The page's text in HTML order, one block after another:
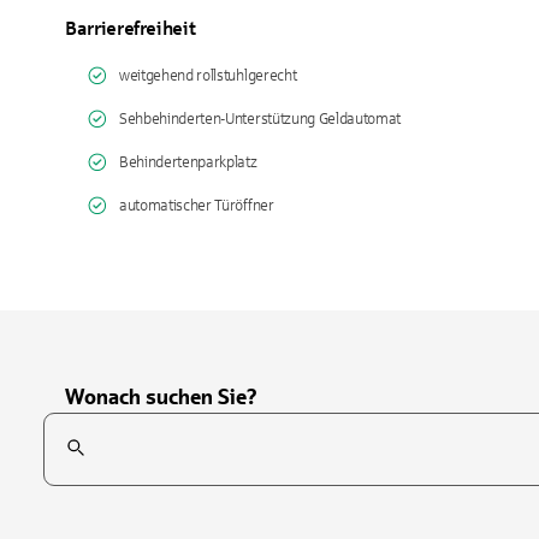
Barrierefreiheit
weitgehend rollstuhlgerecht
Sehbehinderten-Unterstützung Geldautomat
Behindertenparkplatz
automatischer Türöffner
Wonach suchen Sie?
Suchfeld